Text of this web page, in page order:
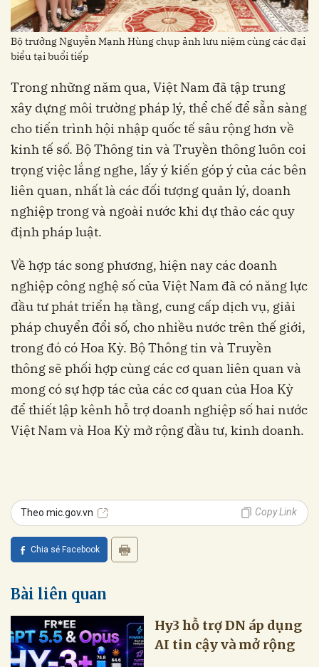
Bộ trưởng Nguyễn Mạnh Hùng chụp ảnh lưu niệm cùng các đại
biểu tại buổi tiếp
Trong những năm qua, Việt Nam đã tập trung
xây dựng môi trường pháp lý, thể chế để sẵn sàng
cho tiến trình hội nhập quốc tế sâu rộng hơn về
kinh tế số. Bộ Thông tin và Truyền thông luôn coi
trọng việc lắng nghe, lấy ý kiến góp ý của các bên
liên quan, nhất là các đối tượng quản lý, doanh
nghiệp trong và ngoài nước khi dự thảo các quy
định pháp luật.
Về hợp tác song phương, hiện nay các doanh
nghiệp công nghệ số của Việt Nam đã có năng lực
đầu tư phát triển hạ tầng, cung cấp dịch vụ, giải
pháp chuyển đổi số, cho nhiều nước trên thế giới,
trong đó có Hoa Kỳ. Bộ Thông tin và Truyền
thông sẽ phối hợp cùng các cơ quan liên quan và
mong có sự hợp tác của các cơ quan của Hoa Kỳ
để thiết lập kênh hỗ trợ doanh nghiệp số hai nước
Việt Nam và Hoa Kỳ mở rộng đầu tư, kinh doanh.
Theo mic.gov.vn Copy Link
Chia sẻ Facebook
Bài liên quan
Hy3 hỗ trợ DN áp dụng
AI tin cậy và mở rộng